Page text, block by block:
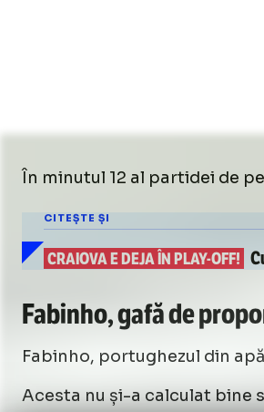
În minutul 12 al partidei de
CITEȘTE ȘI
CRAIOVA E DEJA ÎN PLAY-OFF!
Fabinho, gafă de
Fabinho, portughezul din
Acesta nu și-a calculat bine